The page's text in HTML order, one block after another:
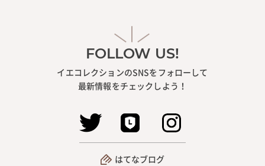
FOLLOW US!
イエコレクションのSNSをフォローして
最新情報をチェックしよう！
はてなブログ